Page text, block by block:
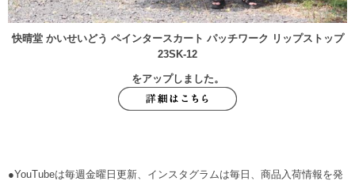
快晴堂 かいせいどう ペインタースカート パッチワーク リップストップ
23SK-12
をアップしました。
●YouTubeは毎週金曜日更新、インスタグラムは毎日、商品入荷情報を発